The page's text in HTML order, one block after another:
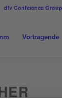
dfv Conference Group
Vortragende